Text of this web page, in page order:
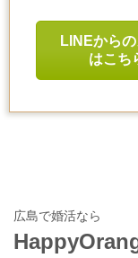
LINEからの
はこちら
広島で婚活なら